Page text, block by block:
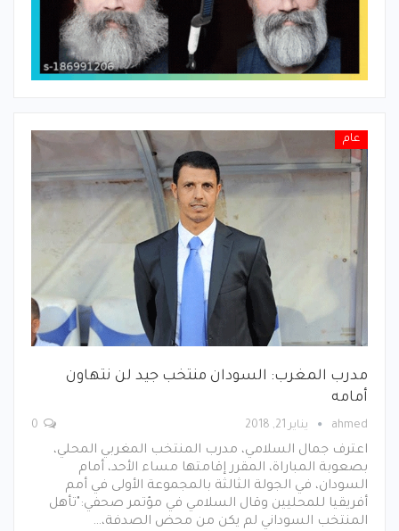
عام
مدرب المغرب: السودان منتخب جيد لن نتهاون
أمامه
ahmed يناير 21, 2018
اعترف جمال السلامي، مدرب المنتخب المغربي المحلي،
بصعوبة المباراة، المقرر إقامتها مساء الأحد، أمام
السودان، في الجولة الثالثة بالمجموعة الأولى في أمم
أفريقيا للمحليين وقال السلامي في مؤتمر صحفي:"تأهل
المنتخب السوداني لم يكن من محض الصدفة،…